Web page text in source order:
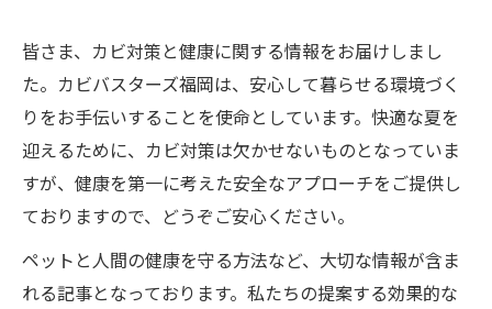
皆さま、カビ対策と健康に関する情報をお届けしまし
た。カビバスターズ福岡は、安心して暮らせる環境づく
りをお手伝いすることを使命としています。快適な夏を
迎えるために、カビ対策は欠かせないものとなっていま
すが、健康を第一に考えた安全なアプローチをご提供し
ておりますので、どうぞご安心ください。
ペットと人間の健康を守る方法など、大切な情報が含ま
れる記事となっております。私たちの提案する効果的な